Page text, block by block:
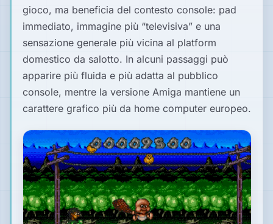
gioco, ma beneficia del contesto console: pad
immediato, immagine più “televisiva” e una
sensazione generale più vicina al platform
domestico da salotto. In alcuni passaggi può
apparire più fluida e più adatta al pubblico
console, mentre la versione Amiga mantiene un
carattere grafico più da home computer europeo.